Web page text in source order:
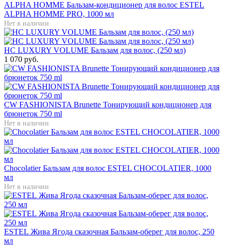
ALPHA HOMME Бальзам-кондиционер для волос ESTEL
ALPHA HOMME PRO, 1000 мл
Нет в наличии
HC LUXURY VOLUME Бальзам для волос, (250 мл)
1 070 руб.
CW FASHIONISTA Brunette Тонирующий кондиционер для
брюнеток 750 ml
Нет в наличии
Chocolatier Бальзам для волос ESTEL CHOCOLATIER, 1000
мл
Нет в наличии
ESTEL Жива Ягода сказочная Бальзам-оберег для волос, 250
мл